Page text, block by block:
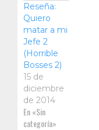
Reseña:
Quiero
matar a mi
Jefe 2
(Horrible
Bosses 2)
15 de
diciembre
de 2014
En «Sin
categoría»